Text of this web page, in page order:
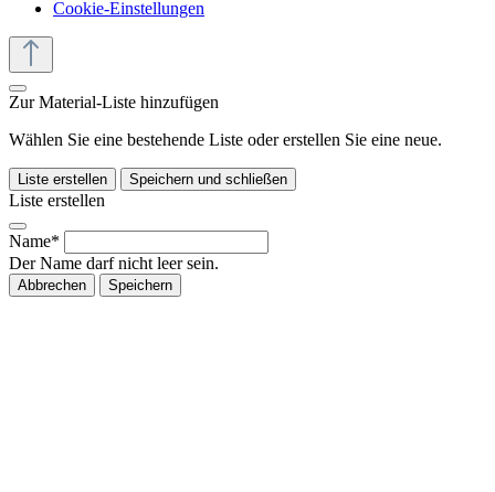
Cookie-Einstellungen
Zur Material-Liste hinzufügen
Wählen Sie eine bestehende Liste oder erstellen Sie eine neue.
Liste erstellen Speichern und schließen
Liste erstellen
Name*
Der Name darf nicht leer sein.
Abbrechen Speichern